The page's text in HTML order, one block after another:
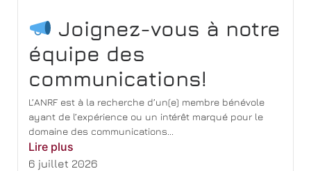
Joignez-vous à notre
équipe des
communications!
L’ANRF est à la recherche d’un(e) membre bénévole
ayant de l’expérience ou un intérêt marqué pour le
domaine des communications...
Lire plus
6 juillet 2026